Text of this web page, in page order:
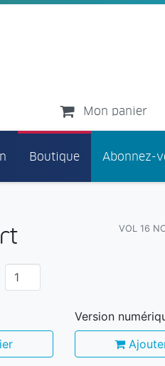
Mon panier
Boutique Abonnez-
VOL 16
Version